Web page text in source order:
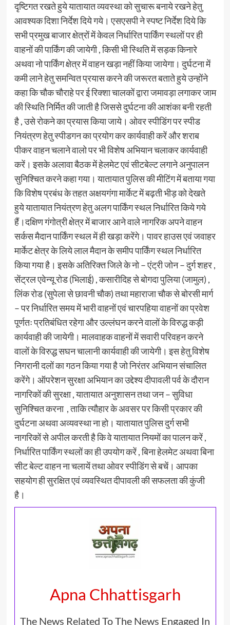
दृष्टिगत रखते हुये यातायात व्यवस्था को सुचारू बनाये रखने हेतु
आवश्यक दिशा निर्देश दिये गये। एसएसपी ने स्पष्ट निर्देश दिये कि
सभी प्रमुख बाजार क्षेत्रों में केवल निर्धारित पार्किंग स्थलों पर ही
वाहनों की पार्किंग की जायेगी , किसी भी स्थिति में सड़क किनारे
अथवा नो पार्किंग क्षेत्र में वाहन खड़ा नहीं किया जायेगा। दुर्घटना में
कमी लाने हेतु समन्वित प्रयास करने की जरूरत बताते हुये उन्होंने
कहा कि चौक चौराहे पर ई रिक्शा चालकों द्वारा जमावड़ा लगाकर जाम
की स्थिति निर्मित की जाती है जिससे दुर्घटना की आशंका बनी रहती
है , उसे रोकने का प्रयास किया जाये। ओवर स्पीडिंग पर स्पीड
नियंत्रण हेतु स्पीडगन का प्रयोग कर कार्यवाही करें और शराब
पीकर वाहन चलाने वालो पर भी विशेष अभियान चलाकर कार्यवाही
करें। इसके अलावा बैठक में हेलमेट एवं सीटबेल्ट लगाने अनुपालन
सुनिश्चित करने कहा गया। यातायात पुलिस की मीटिंग में बताया गया
कि विशेष प्रबंध के तहत अक्षयगंगा मार्केट में बढ़ती भीड़ को देखते
हुये यातायात नियंत्रण हेतु अलग पार्किंग स्थल निर्धारित किये गये
हैं।दक्षिण गंगोत्री क्षेत्र में बाजार आने वाले नागरिक अपने वाहन
सर्कस मैदान पार्किंग स्थल में ही खड़ा करेंगे। पावर हाउस एवं जवाहर
मार्केट क्षेत्र के लिये लाल मैदान के समीप पार्किंग स्थल निर्धारित
किया गया है। इसके अतिरिक्त जिले के नो – एंट्री जोन – दुर्ग शहर ,
सेंट्रल एवेन्यू रोड (भिलाई) , कसारीदिह से बोगदा पुलिया (जामुल) ,
लिंक रोड (सुपेला से छावनी चौक) तथा महाराजा चौक से बोरसी मार्ग
– पर निर्धारित समय में भारी वाहनों एवं चारपहिया वाहनों का प्रवेश
पूर्णतः प्रतिबंधित रहेगा और उल्लंघन करने वालों के विरुद्ध कड़ी
कार्यवाही की जायेगी। मालवाहक वाहनों में सवारी परिवहन करने
वालों के विरुद्ध सघन चालानी कार्यवाही की जायेगी। इस हेतु विशेष
निगरानी दलों का गठन किया गया है जो निरंतर अभियान संचालित
करेंगे। ऑपरेशन सुरक्षा अभियान का उद्देश्य दीपावली पर्व के दौरान
नागरिकों की सुरक्षा , यातायात अनुशासन तथा जन – सुविधा
सुनिश्चित करना , ताकि त्यौहार के अवसर पर किसी प्रकार की
दुर्घटना अथवा अव्यवस्था ना हो। यातायात पुलिस दुर्ग सभी
नागरिकों से अपील करती है कि वे यातायात नियमों का पालन करें ,
निर्धारित पार्किंग स्थलों का ही उपयोग करें , बिना हेलमेट अथवा बिना
सीट बेल्ट वाहन ना चलायें तथा ओवर स्पीडिंग से बचें। आपका
सहयोग ही सुरक्षित एवं व्यवस्थित दीपावली की सफलता की कुंजी
है।
Apna Chhattisgarh
The News Related To The News Engaged In